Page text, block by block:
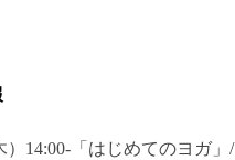
）14:00-「はじめてのヨガ